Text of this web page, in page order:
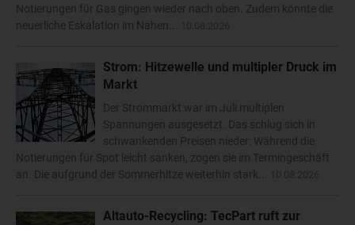
Notierungen für Gas gingen wieder nach oben. Zudem könnte die
neuerliche Eskalation im Nahen...
Strom: Hitzewelle und multipler Druck im
Markt
Der Strommarkt war im Juli multiplen
Spannungen ausgesetzt. Das schlug sich in
schwankenden Preisen nieder: Während die
Notierungen für Spot leicht sanken, zogen sie im Termingeschäft
an. Die aufgrund der Sommerhitze weiterhin stark...
Altauto-Recycling: TecPart ruft zur